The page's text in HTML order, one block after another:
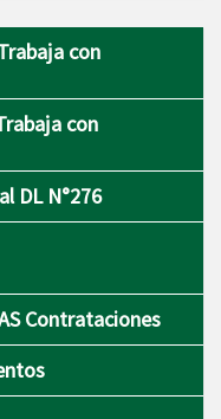
con
con
DL N°276
Contrataciones